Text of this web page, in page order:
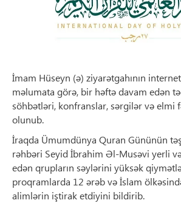
İmam Hüseyn (ə) ziyarətgahının
məlumata görə, bir həftə davam edən
söhbətləri, konfranslar, sərgilər və elmi
olunub.
İraqda Ümumdünya Quran Gününün
rəhbəri Seyid İbrahim Əl-Musəvi yerli
edən qrupların səylərini yüksək
proqramlarda 12 ərəb və İslam
alimlərin iştirak etdiyini bildirib.